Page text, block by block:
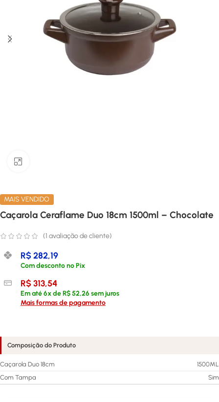
MAIS VENDIDO
Caçarola Ceraflame Duo 18cm 1500ml – Chocolate
(1 avaliação de cliente)
R$282,19
Com desconto no Pix
R$313,54
Em até6x deR$52,26sem juros
Mais formas de pagamento
Composição do Produto
Caçarola Duo 18cm
1500ML
Com Tampa
Sim